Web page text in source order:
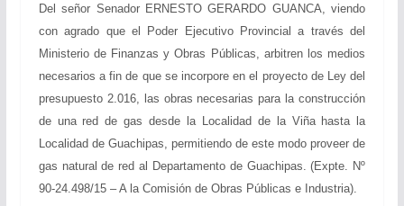
Del señor Senador ERNESTO GERARDO GUANCA, viendo
con agrado que el Poder Ejecutivo Provincial a través del
Ministerio de Finanzas y Obras Públicas, arbitren los medios
necesarios a fin de que se incorpore en el proyecto de Ley del
presupuesto 2.016, las obras necesarias para la construcción
de una red de gas desde la Localidad de la Viña hasta la
Localidad de Guachipas, permitiendo de este modo proveer de
gas natural de red al Departamento de Guachipas. (Expte. Nº
90-24.498/15 – A la Comisión de Obras Públicas e Industria).